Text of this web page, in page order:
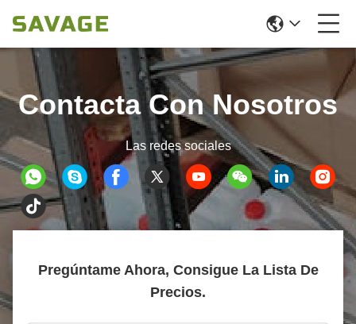
Contacta Con Nosotros
Las redes sociales
Pregúntame Ahora, Consigue La Lista De
Precios.